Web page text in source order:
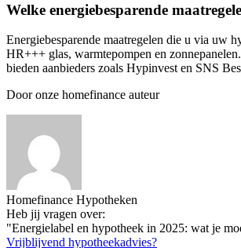
Welke energiebesparende
Energiebesparende maatregelen die u via uw
HR+++ glas, warmtepompen en
bieden aanbieders zoals Hypinvest en SNS
Door onze homefinance auteur
Homefinance Hypotheken
Heb jij vragen over:
"Energielabel en hypotheek in 2025: wat je
Vrijblijvend hypotheekadvies?